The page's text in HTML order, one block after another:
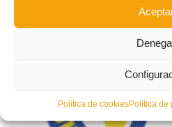
Política de cookiesPolítica de